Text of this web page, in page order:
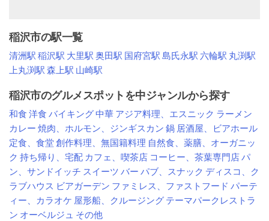
稲沢市の駅一覧
清洲駅 稲沢駅 大里駅 奥田駅 国府宮駅 島氏永駅 六輪駅 丸渕駅
上丸渕駅 森上駅 山崎駅
稲沢市のグルメスポットを中ジャンルから探す
和食 洋食 バイキング中華 アジア料理、エスニック ラーメン
カレー 焼肉、ホルモン、ジンギスカン 鍋 居酒屋、ビアホール
定食、食堂創作料理、無国籍料理 自然食、薬膳、オーガニッ
ク 持ち帰り、宅配 カフェ、喫茶店 コーヒー、茶葉専門店パ
ン、サンドイッチ スイーツ バー パブ、スナック ディスコ、ク
ラブハウス ビアガーデン ファミレス、ファストフード パーテ
ィー、カラオケ 屋形船、クルージング テーマパークレストラ
ン オーベルジュ その他